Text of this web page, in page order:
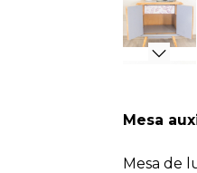
Mesa
Mesa de